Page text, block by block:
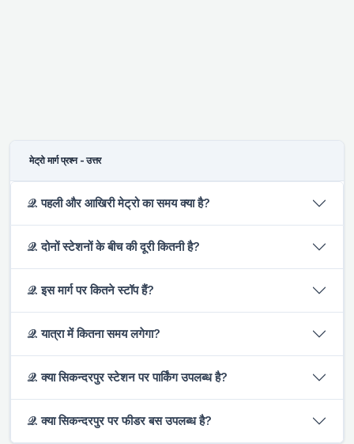
मेट्रो मार्ग प्रश्न - उत्तर
𝒬. पहली और आखिरी मेट्रो का समय क्या है?
𝒬. दोनों स्टेशनों के बीच की दूरी कितनी है?
𝒬. इस मार्ग पर कितने स्टॉप हैं?
𝒬. यात्रा में कितना समय लगेगा?
𝒬. क्या सिकन्दरपुर स्टेशन पर पार्किंग उपलब्ध है?
𝒬. क्या सिकन्दरपुर पर फीडर बस उपलब्ध है?